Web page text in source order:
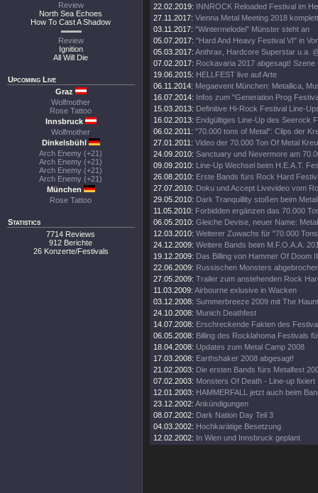
Review
North Sea Echoes
How To Cast A Shadow
Review
Ignition
All Will Die
Upcoming Live
Graz
Wolfmother
Rose Tattoo
Innsbruck
Wolfmother
Dinkelsbühl
Arch Enemy (+21)
Arch Enemy (+21)
Arch Enemy (+21)
Arch Enemy (+21)
München
Rose Tattoo
Statistics
7714 Reviews
912 Berichte
26 Konzerte/Festivals
22.02.2019: INNROCK Reloaded Festival im
27.11.2017: Vienna Metal Meeting 2018 komplett
03.11.2017: "Wintermelodei" Münster steht an
05.07.2017: "Hard And Heavy Festival VI" in
05.03.2017: Anthrax, Hardcore Superstar u.a.
07.02.2017: Rockavaria 2017 abgesagt! Szene
19.06.2015: HELLFEST live auf Arte
06.11.2014: Megaevent München: Metallica,
16.07.2014: Infos zum "Generation Prog
15.03.2013: Definitive Hi-Rock Festival Line-
16.02.2013: Endgültiges Line-Up des Seerock
06.02.2011: "70.000 tons of Metal": Clips der
27.01.2011: Video der 70.000 Ton Of Metal
24.09.2010: Sanctuary und Nevermore am
09.09.2010: Line-Up Wechsel beim H.E.A.T.
26.08.2010: Erste Bands fürs Rock Hard
27.07.2010: Doku und Accept Livevideo vom
29.05.2010: Dark Tranquillity stoßen beim
11.05.2010: Forbidden ergänzen das 70.000
06.05.2010: Gleiche Devise, neuer Name:
12.03.2010: Weiterer Zuwachs für "70.000
24.12.2009: Weitere Bands beim M.F.O.A.A.
19.12.2009: Das Billing von Hammer Of Doom
22.06.2009: Russischen Monsters
27.05.2009: Trailer zum anstehenden Rock
11.03.2009: Airbourne exlusive in Wacken
03.12.2008: Summerbreeze 2009 mit The
24.10.2008: Munich Deathfest
14.07.2008: Erschreckende Fakten des
06.05.2008: Billing des Rocklahoma Festivals
18.04.2008: Updates zum Metal Camp 2008
17.03.2008: Earthshaker 2008 abgesagt!
21.02.2003: Die ersten Bands fürs Metalfest
07.02.2003: Monsters Of Death - Line-up fixiert
12.01.2003: HAMMERFALL jetzt auch beim
23.12.2002: Ankündigungen
08.07.2002: Dark Nation Day Teil 3
04.03.2002: Hochkarätige Besetzung
12.02.2002: In Wien und Innsbruck geplant